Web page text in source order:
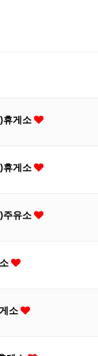
휴게소
휴게소
주유소
소